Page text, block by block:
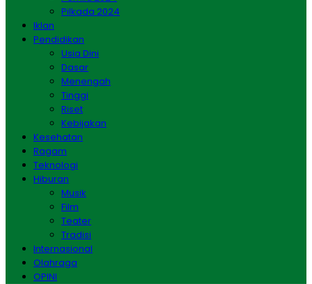
Pilkada 2024
Iklan
Pendidikan
Usia Dini
Dasar
Menengah
Tinggi
Riset
Kebijakan
Kesehatan
Ragam
Teknologi
Hiburan
Musik
Film
Teater
Tradisi
Internasional
Olahraga
OPINI